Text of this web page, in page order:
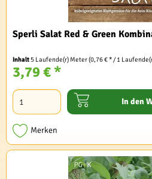
Sperli Salat Red & Green
Inhalt 5 Laufende(r) Meter(0,76 € * / 1
3,79 € *
In den
Merken